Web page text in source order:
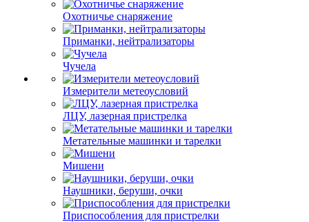
Охотничье снаряжение
Приманки, нейтрализаторы
Чучела
Измерители метеоусловий
ЛЦУ, лазерная пристрелка
Метательные машинки и тарелки
Мишени
Наушники, беруши, очки
Приспособления для пристрелки